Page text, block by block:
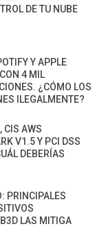
DE TU NUBE
Y APPLE
4 MIL
¿CÓMO LOS
ILEGALMENTE?
CIS AWS
V1.5 Y PCI DSS
DEBERÍAS
PRINCIPALES
LAS MITIGA